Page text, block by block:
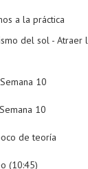
a la práctica
del sol - Atraer
10
10
de teoría
(10:45)